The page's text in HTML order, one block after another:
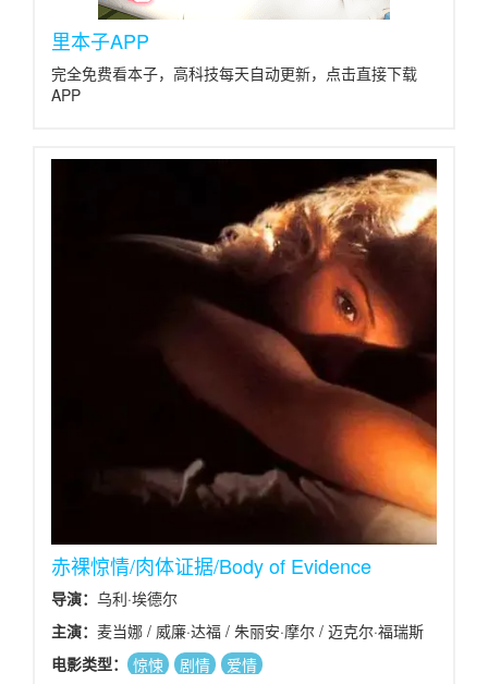
里本子APP
完全免费看本子，高科技每天自动更新，点击直接下载
APP
赤裸惊情/肉体证据/Body of Evidence
导演： 乌利·埃德尔
主演： 麦当娜 / 威廉·达福 / 朱丽安·摩尔 / 迈克尔·福瑞斯
特 / 乔·曼特纳
电影类型： 惊悚 剧情
爱情